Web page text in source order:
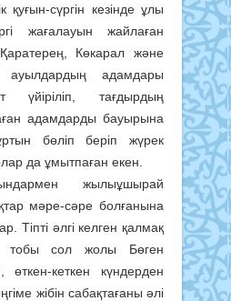
қуғын-сүргін кезінде ұлы
жағалауын жайлаған
Көкарал және
адамдары
үйіріліп, тағдырдың
адамдарды бауырына
бөліп беріп жүрек
да ұмытпаған екен.
жылыұшырай
мәре-сәре болғанына
Тіпті әлгі келген қалмақ
тобы сол жолы Бөген
кеткен күндерден
жібін сабақтағаны әлі